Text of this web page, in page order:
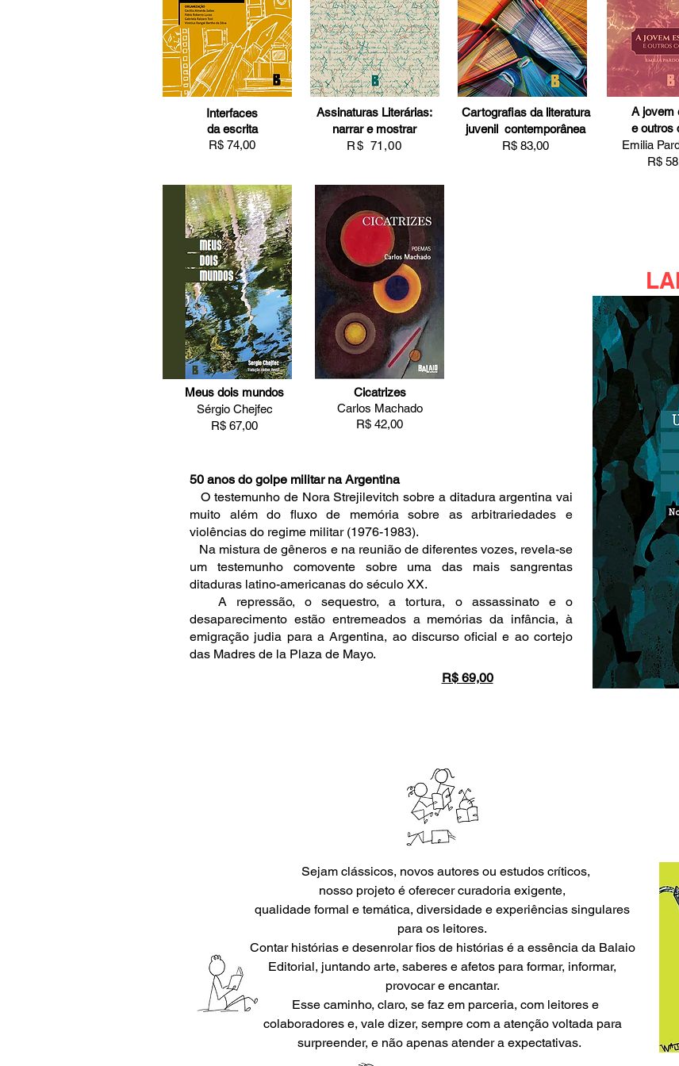
Interfaces
da escrita
R$ 74,00
Assinaturas Literárias:
narrar e mostrar
R$ 71,00
Cartografias da literatura
juvenil contemporânea
R$ 83,00
Meus dois mundos
Sérgio Chejfec
R$ 67,00
Cicatrizes
Carlos Machado
R$ 42,00
50 anos do golpe militar na Argentina
O testemunho de Nora Strejilevitch sobre a ditadura argentina vai
muito além do fluxo de memória sobre as arbitrariedades e
violências do regime militar (1976-1983).
Na mistura de gêneros e na reunião de diferentes vozes, revela-se
um testemunho comovente sobre uma das mais sangrentas
ditaduras latino-americanas do século XX.
A repressão, o sequestro, a tortura, o assassinato e o
desaparecimento estão entremeados a memórias da infância, à
emigração judia para a Argentina, ao discurso oficial e ao cortejo
das Madres de la Plaza de Mayo.
R$ 69,00
A jovem
e outros
Emilia
R$
Sejam clássicos, novos autores ou estudos críticos,
nosso projeto é oferecer curadoria exigente,
qualidade formal e temática, diversidade e experiências singulares
para os leitores.
Contar histórias e desenrolar fios de histórias é a essência da Balaio
Editorial, juntando arte, saberes e afetos para formar, informar,
provocar e encantar.
Esse caminho, claro, se faz em parceria, com leitores e
colaboradores e, vale dizer, sempre com a atenção voltada para
surpreender, e não apenas atender a expectativas.